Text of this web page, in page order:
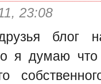
23:08
блог
я думаю